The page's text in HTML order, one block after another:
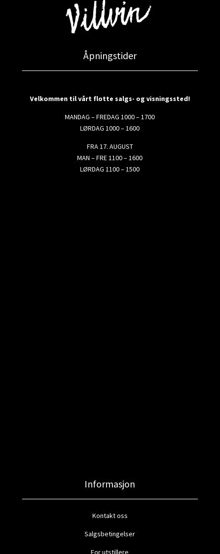
Åpningstider
Velkommen til vårt flotte salgs- og visningssted!
MANDAG – FREDAG 1000 – 1700
LØRDAG 1000 – 1600
FRA 17. AUGUST
MAN – FRE 1100 – 1600
LØRDAG 1100 – 1500
Informasjon
Kontakt oss
Salgsbetingelser
For utstillere